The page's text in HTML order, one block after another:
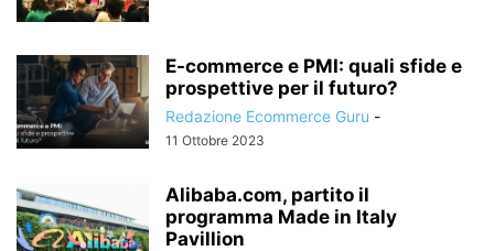
E-commerce e PMI: quali sfide e
prospettive per il futuro?
Redazione Ecommerce Guru -
11 Ottobre 2023
Alibaba.com, partito il
programma Made in Italy
Pavillion